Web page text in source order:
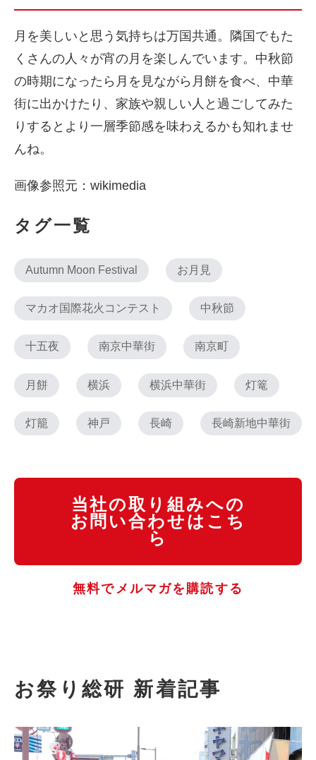
月を美しいと思う気持ちは万国共通。隣国でもた
くさんの人々が宵の月を楽しんでいます。中秋節
の時期になったら月を見ながら月餅を食べ、中華
街に出かけたり、家族や親しい人と過ごしてみた
りするとより一層季節感を味わえるかも知れませ
んね。
画像参照元：wikimedia
タグ一覧
Autumn Moon Festival お月見
マカオ国際花火コンテスト 中秋節
十五夜 南京中華街 南京町
月餅 横浜 横浜中華街 灯篭
灯籠 神戸 長崎 長崎新地中華街
当社の取り組みへの
お問い合わせはこち
ら
無料でメルマガを購読する
お祭り総研 新着記事